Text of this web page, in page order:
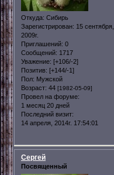
Откуда: Сибирь
Зарегистрирован: 15 сентября,
2009г.
Приглашений: 0
Сообщений: 1717
Уважение: [+106/-2]
Позитив: [+144/-1]
Пол: Мужской
Возраст: 44 [1982-05-09]
Провел на форуме:
1 месяц 20 дней
Последний визит:
14 апреля, 2014г. 17:54:01
Сергей
Посвященный